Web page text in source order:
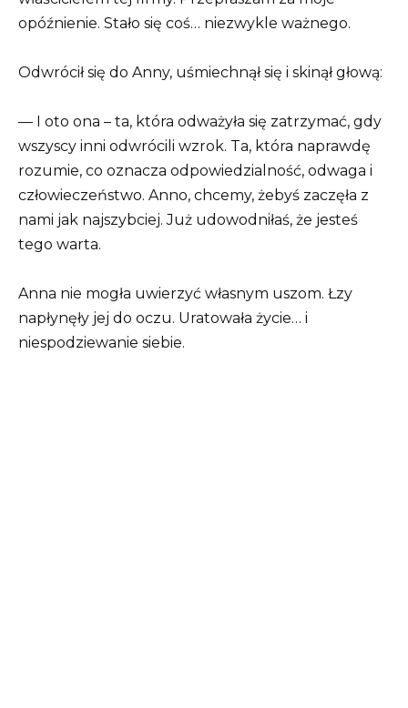
opóźnienie. Stało się coś… niezwykle ważnego.
Odwrócił się do Anny, uśmiechnął się i skinął głową:
— I oto ona – ta, która odważyła się zatrzymać, gdy
wszyscy inni odwrócili wzrok. Ta, która naprawdę
rozumie, co oznacza odpowiedzialność, odwaga i
człowieczeństwo. Anno, chcemy, żebyś zaczęła z
nami jak najszybciej. Już udowodniłaś, że jesteś
tego warta.
Anna nie mogła uwierzyć własnym uszom. Łzy
napłynęły jej do oczu. Uratowała życie… i
niespodziewanie siebie.